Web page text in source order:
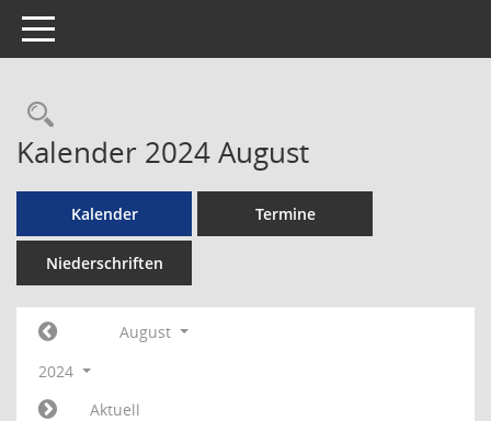
Toggle navigation
Rechercheauswahl
Kalender 2024 August
Kalender Termine
Niederschriften
August
2024
Aktuell